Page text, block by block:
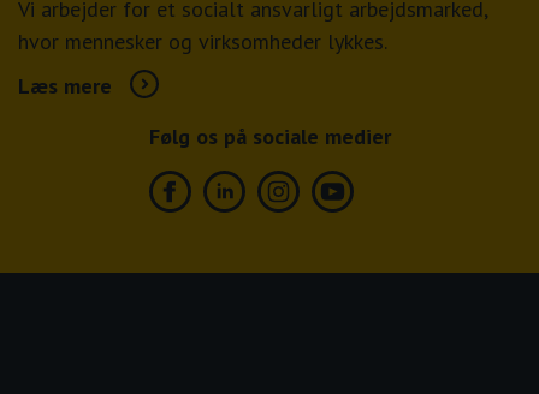
Vi arbejder for et socialt ansvarligt arbejdsmarked,
hvor mennesker og virksomheder lykkes.
Læs mere
Følg os på sociale medier